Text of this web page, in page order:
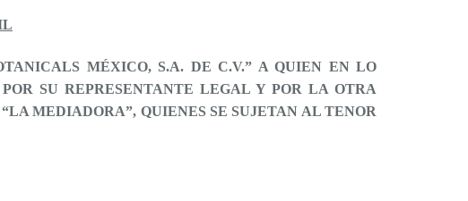
MÉXICO, S.A. DE C.V.” A QUIEN EN LO
SU REPRESENTANTE LEGAL Y POR LA OTRA
MEDIADORA”, QUIENES SE SUJETAN AL TENOR